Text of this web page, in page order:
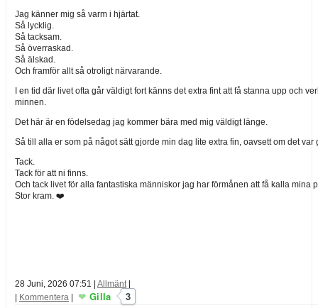
Jag känner mig så varm i hjärtat.
Så lycklig.
Så tacksam.
Så överraskad.
Så älskad.
Och framför allt så otroligt närvarande.
I en tid där livet ofta går väldigt fort känns det extra fint att få stanna upp och
minnen.
Det här är en födelsedag jag kommer bära med mig väldigt länge.
Så till alla er som på något sätt gjorde min dag lite extra fin, oavsett om det
Tack.
Tack för att ni finns.
Och tack livet för alla fantastiska människor jag har förmånen att få kalla mina
Stor kram. ❤️
28 Juni, 2026 07:51 Allmänt
Kommentera 3
Gilla